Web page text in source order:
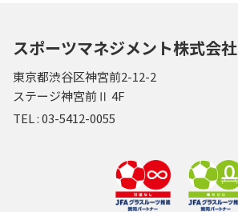
スポーツマネジメント株式会社
東京都渋谷区神宮前2-12-2
ステージ神宮前Ⅱ 4F
TEL :03-5412-0055